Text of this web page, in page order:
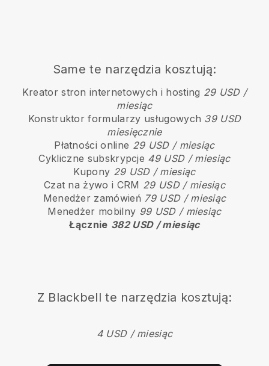
Same te narzędzia kosztują:
Kreator stron internetowych i hosting 29 USD /
miesiąc
Konstruktor formularzy usługowych 39 USD
miesięcznie
Płatności online 29 USD / miesiąc
Cykliczne subskrypcje 49 USD / miesiąc
Kupony 29 USD / miesiąc
Czat na żywo i CRM 29 USD / miesiąc
Menedżer zamówień 79 USD / miesiąc
Menedżer mobilny 99 USD / miesiąc
Łącznie 382 USD / miesiąc
Z Blackbell te narzędzia kosztują:
4 USD / miesiąc